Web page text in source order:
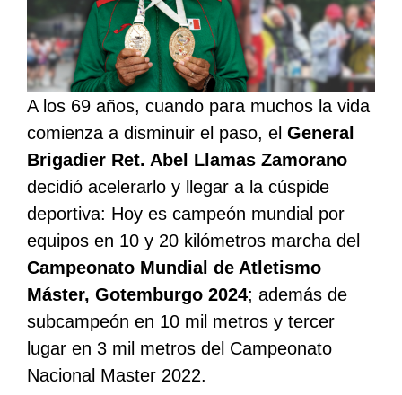
A los 69 años, cuando para muchos la vida
comienza a disminuir el paso, el General
Brigadier Ret. Abel Llamas Zamorano
decidió acelerarlo y llegar a la cúspide
deportiva: Hoy es campeón mundial por
equipos en 10 y 20 kilómetros marcha del
Campeonato Mundial de Atletismo
Máster, Gotemburgo 2024; además de
subcampeón en 10 mil metros y tercer
lugar en 3 mil metros del Campeonato
Nacional Master 2022.